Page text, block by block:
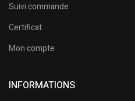
Suivi commande
Certificat
Mon compte
INFORMATIONS